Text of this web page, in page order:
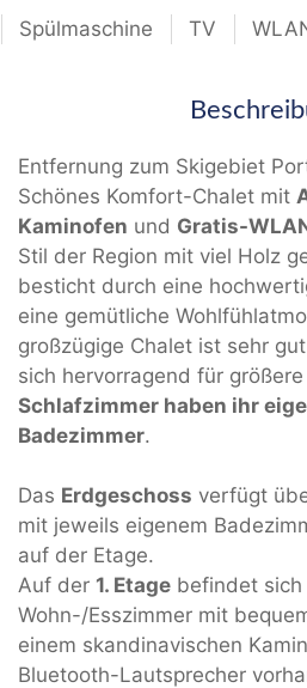
Spülmaschine TV
Entfernung zum Skigebiet
Schönes Komfort-Chalet mit
Kaminofen und Gratis-
Stil der Region mit viel Holz
besticht durch eine
eine gemütliche
großzügige Chalet ist sehr
sich hervorragend für
Schlafzimmer haben ihr
Badezimmer.
Das Erdgeschoss verfügt
mit jeweils eigenem
auf der Etage.
Auf der 1. Etage befindet sich
Wohn-/Esszimmer mit
einem skandinavischen
Bluetooth-Lautsprecher